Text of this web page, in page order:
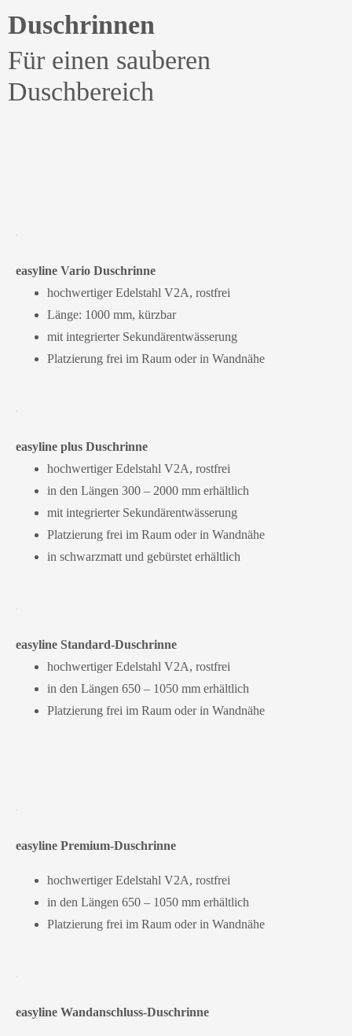
Duschrinnen
Für einen sauberen
Duschbereich
easyline Vario Duschrinne
hochwertiger Edelstahl V2A, rostfrei
Länge: 1000 mm, kürzbar
mit integrierter Sekundärentwässerung
Platzierung frei im Raum oder in Wandnähe
easyline plus Duschrinne
hochwertiger Edelstahl V2A, rostfrei
in den Längen 300 – 2000 mm erhältlich
mit integrierter Sekundärentwässerung
Platzierung frei im Raum oder in Wandnähe
in schwarzmatt und gebürstet erhältlich
easyline Standard-Duschrinne
hochwertiger Edelstahl V2A, rostfrei
in den Längen 650 – 1050 mm erhältlich
Platzierung frei im Raum oder in Wandnähe
easyline Premium-Duschrinne
hochwertiger Edelstahl V2A, rostfrei
in den Längen 650 – 1050 mm erhältlich
Platzierung frei im Raum oder in Wandnähe
easyline Wandanschluss-Duschrinne